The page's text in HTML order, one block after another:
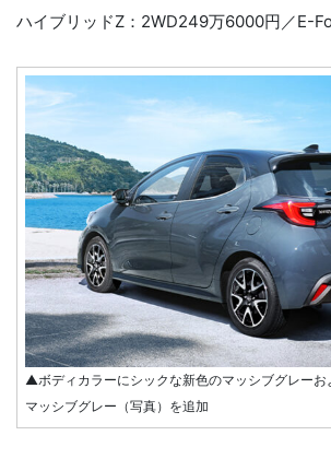
ハイブリッドZ：2WD249万6000円／E-
▲ボディカラーにシックな新色のマッシブグレーお
マッシブグレー（写真）を追加